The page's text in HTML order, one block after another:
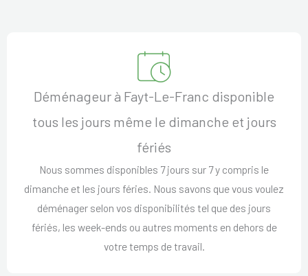
Déménageur à Fayt-Le-Franc disponible
tous les jours même le dimanche et jours
fériés
Nous sommes disponibles 7 jours sur 7 y compris le
dimanche et les jours féries. Nous savons que vous voulez
déménager selon vos disponibilités tel que des jours
fériés, les week-ends ou autres moments en dehors de
votre temps de travail.